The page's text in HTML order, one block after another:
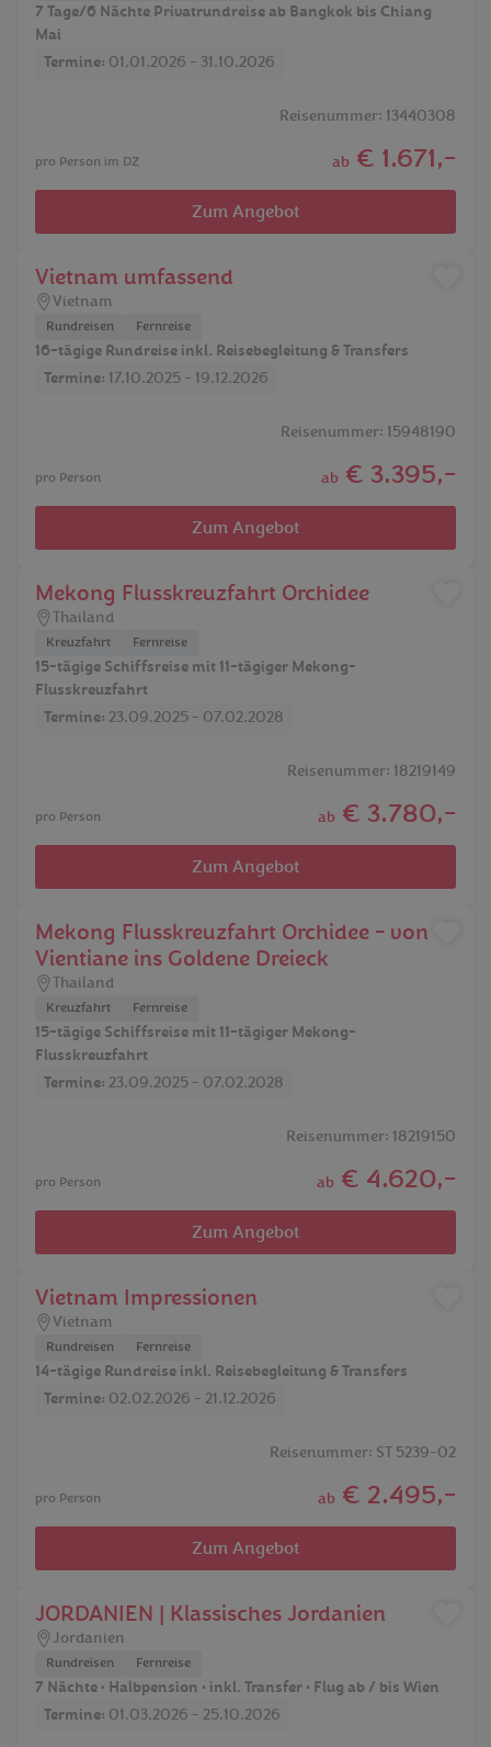
7 Tage/6 Nächte Privatrundreise ab Bangkok bis Chiang
Mai
Termine: 01.01.2026 - 31.10.2026
Reisenummer: 13440308
pro Person im DZ ab € 1.671,-
Zum Angebot
Vietnam umfassend
Vietnam
Rundreisen Fernreise
16-tägige Rundreise inkl. Reisebegleitung & Transfers
Termine: 17.10.2025 - 19.12.2026
Reisenummer: 15948190
pro Person ab € 3.395,-
Zum Angebot
Mekong Flusskreuzfahrt Orchidee
Thailand
Kreuzfahrt Fernreise
15-tägige Schiffsreise mit 11-tägiger Mekong-
Flusskreuzfahrt
Termine: 23.09.2025 - 07.02.2028
Reisenummer: 18219149
pro Person ab € 3.780,-
Zum Angebot
Mekong Flusskreuzfahrt Orchidee - von
Vientiane ins Goldene Dreieck
Thailand
Kreuzfahrt Fernreise
15-tägige Schiffsreise mit 11-tägiger Mekong-
Flusskreuzfahrt
Termine: 23.09.2025 - 07.02.2028
Reisenummer: 18219150
pro Person ab € 4.620,-
Zum Angebot
Vietnam Impressionen
Vietnam
Rundreisen Fernreise
14-tägige Rundreise inkl. Reisebegleitung & Transfers
Termine: 02.02.2026 - 21.12.2026
Reisenummer: ST 5239-02
pro Person ab € 2.495,-
Zum Angebot
JORDANIEN | Klassisches Jordanien
Jordanien
Rundreisen Fernreise
7 Nächte • Halbpension • inkl. Transfer • Flug ab / bis Wien
Termine: 01.03.2026 - 25.10.2026